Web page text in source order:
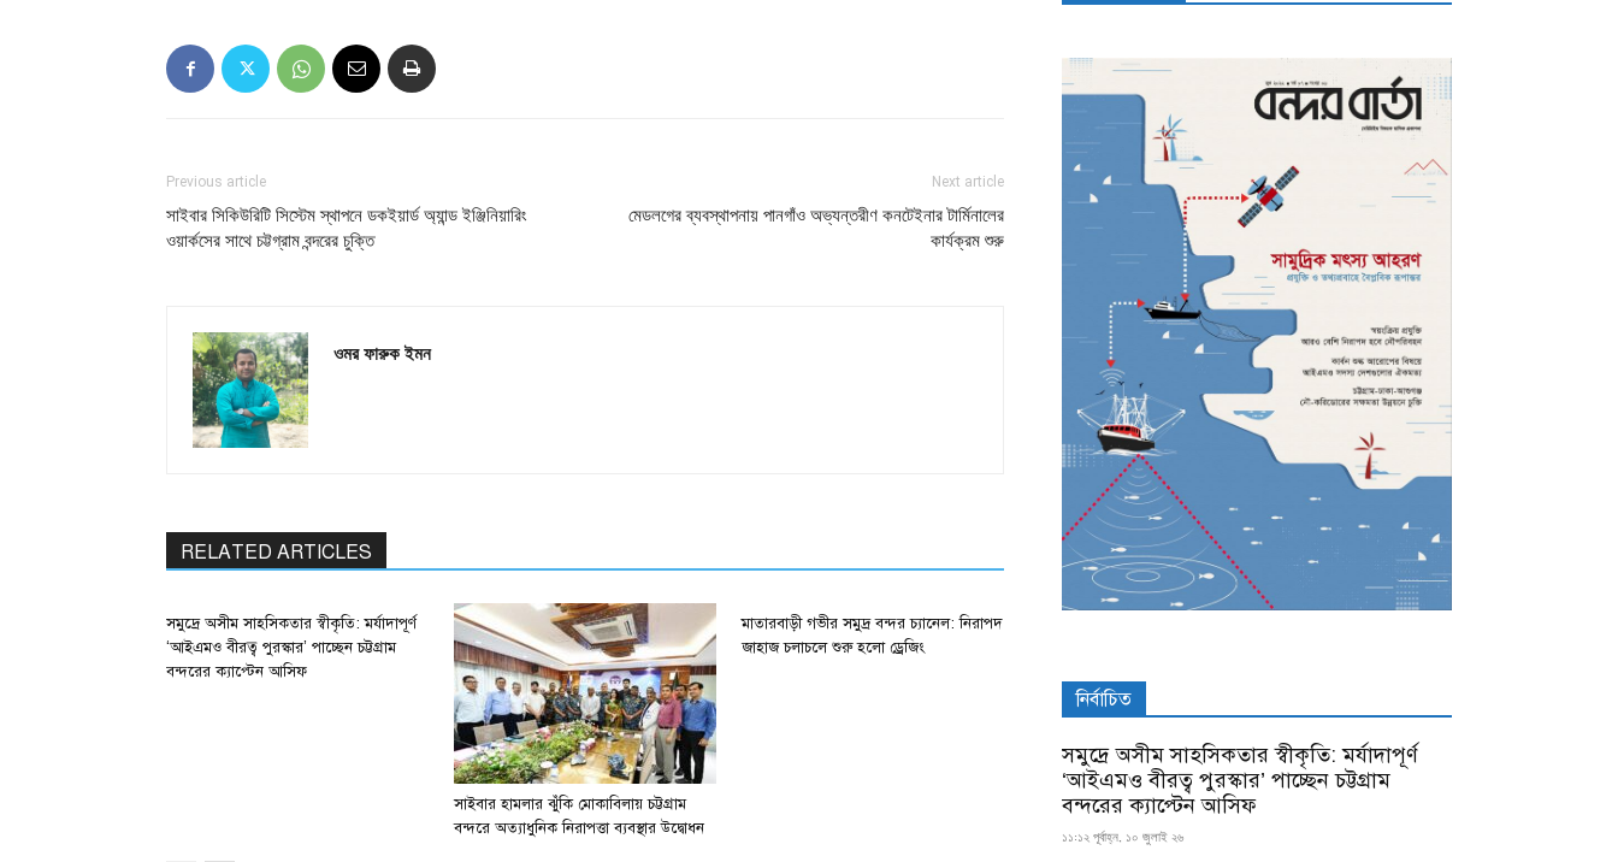
Previous article
সাইবার সিকিউরিটি সিস্টেম স্থাপনে ডকইয়ার্ড অ্যান্ড ইঞ্জিনিয়ারিং
ওয়ার্কসের সাথে চট্টগ্রাম বন্দরের চুক্তি
Next article
মেডলগের ব্যবস্থাপনায় পানগাঁও অভ্যন্তরীণ কনটেইনার টার্মিনালের
কার্যক্রম শুরু
ওমর ফারুক ইমন
RELATED ARTICLES
সমুদ্রে অসীম সাহসিকতার স্বীকৃতি: মর্যাদাপূর্ণ
‘আইএমও বীরত্ব পুরস্কার’ পাচ্ছেন চট্টগ্রাম
বন্দরের ক্যাপ্টেন আসিফ
সাইবার হামলার ঝুঁকি মোকাবিলায় চট্টগ্রাম
বন্দরে অত্যাধুনিক নিরাপত্তা ব্যবস্থার উদ্বোধন
মাতারবাড়ী গভীর সমুদ্র বন্দর চ্যানেল: নিরাপদ
জাহাজ চলাচলে শুরু হলো ড্রেজিং
নির্বাচিত
সমুদ্রে অসীম সাহসিকতার স্বীকৃতি: মর্যাদাপূর্ণ
‘আইএমও বীরত্ব পুরস্কার’ পাচ্ছেন চট্টগ্রাম
বন্দরের ক্যাপ্টেন আসিফ
১১:১২ পূর্বাহ্ন, ১০ জুলাই ২৬